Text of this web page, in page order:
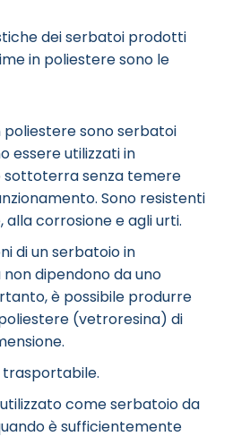
dei serbatoi prodotti
in poliestere sono le
poliestere sono serbatoi
essere utilizzati in
sottoterra senza temere
Sono resistenti
alla corrosione e agli urti.
di un serbatoio in
dipendono da uno
è possibile produrre
(vetroresina) di
come serbatoio da
è sufficientemente